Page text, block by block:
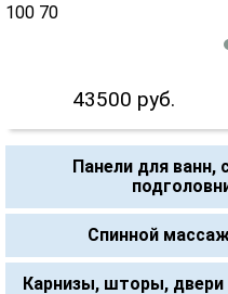
43500 руб.
Панели для ванн,
Спинной
Карнизы, шторы, двери